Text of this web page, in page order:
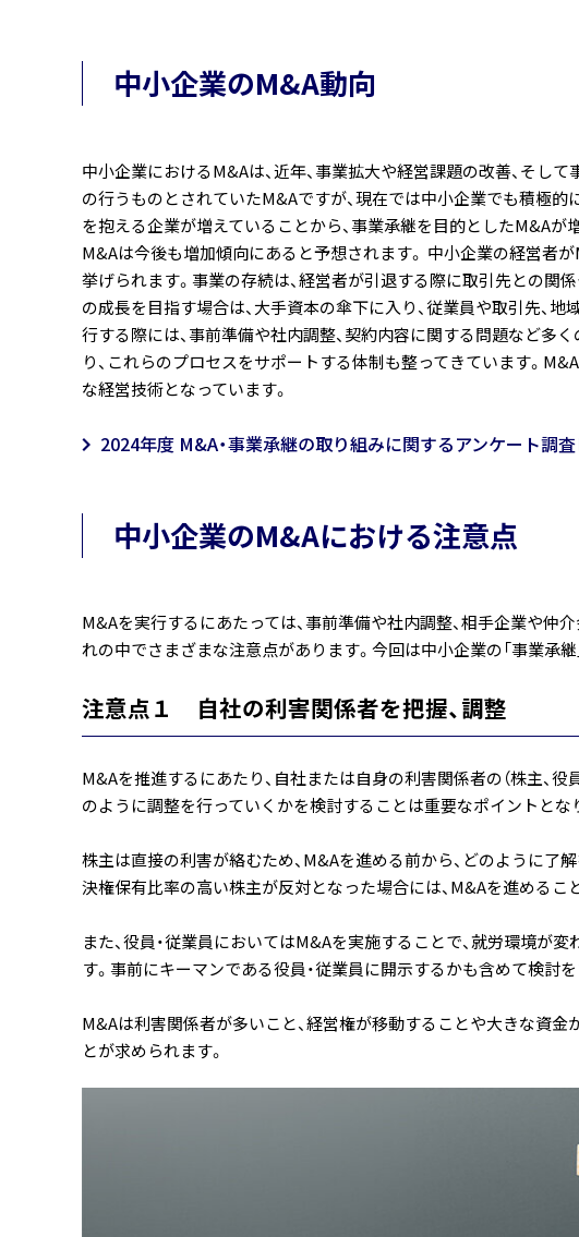
中小企業のM&A動向
中小企業におけるM&Aは、近年、事業拡大や経営課題の改善、そし
の行うものとされていたM&Aですが、現在では中小企業でも積極
を抱える企業が増えていることから、事業承継を目的としたM&A
M&Aは今後も増加傾向にあると予想されます。 中小企業の経営者が
挙げられます。事業の存続は、経営者が引退する際に取引先との関
の成長を目指す場合は、大手資本の傘下に入り、従業員や取引先、
行する際には、事前準備や社内調整、契約内容に関する問題など多
り、これらのプロセスをサポートする体制も整ってきています。
な経営技術となっています。
2024年度 M&A・事業承継の取り組みに関するアンケート調
中小企業のM&Aにおける注意点
M&Aを実行するにあたっては、事前準備や社内調整、相手企業や仲
れの中でさまざまな注意点があります。今回は中小企業の「事業承
注意点１ 自社の利害関係者を把握、調整
M&Aを推進するにあたり、自社または自身の利害関係者の（株主、役
のように調整を行っていくかを検討することは重要なポイントとな
株主は直接の利害が絡むため、M&Aを進める前から、どのように
決権保有比率の高い株主が反対となった場合には、M&Aを進めるこ
また、役員・従業員においてはM&Aを実施することで、就労環境が
す。事前にキーマンである役員・従業員に開示するかも含めて検討
M&Aは利害関係者が多いこと、経営権が移動することや大きな資
とが求められます。